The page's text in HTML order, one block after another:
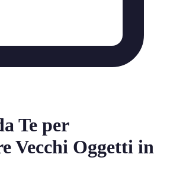
Te per
Vecchi Oggetti in